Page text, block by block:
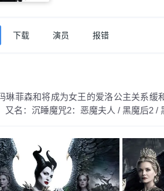
下载 演员 报错
琳菲森和将成为女王的爱洛公主关系
又名： 沉睡魔咒2：恶魔夫人 / 黑魔后2 /